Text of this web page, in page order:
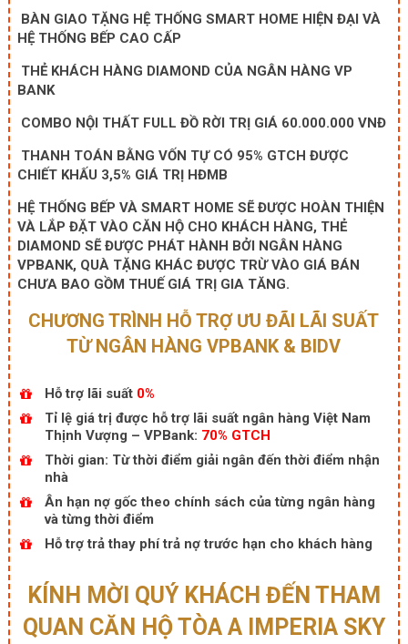
BÀN GIAO TẶNG HỆ THỐNG SMART HOME HIỆN ĐẠI VÀ
HỆ THỐNG BẾP CAO CẤP
THẺ KHÁCH HÀNG DIAMOND CỦA NGÂN HÀNG VP
BANK
COMBO NỘI THẤT FULL ĐỒ RỜI TRỊ GIÁ 60.000.000 VNĐ
THANH TOÁN BẰNG VỐN TỰ CÓ 95% GTCH ĐƯỢC
CHIẾT KHẤU 3,5% GIÁ TRỊ HĐMB
HỆ THỐNG BẾP VÀ SMART HOME SẼ ĐƯỢC HOÀN THIỆN
VÀ LẮP ĐẶT VÀO CĂN HỘ CHO KHÁCH HÀNG, THẺ
DIAMOND SẼ ĐƯỢC PHÁT HÀNH BỞI NGÂN HÀNG
VPBANK, QUÀ TẶNG KHÁC ĐƯỢC TRỪ VÀO GIÁ BÁN
CHƯA BAO GỒM THUẾ GIÁ TRỊ GIA TĂNG.
CHƯƠNG TRÌNH HỖ TRỢ ƯU ĐÃI LÃI SUẤT
TỪ NGÂN HÀNG VPBANK & BIDV
Hỗ trợ lãi suất 0%
Tỉ lệ giá trị được hỗ trợ lãi suất ngân hàng Việt Nam
Thịnh Vượng – VPBank: 70% GTCH
Thời gian: Từ thời điểm giải ngân đến thời điểm nhận
nhà
Ân hạn nợ gốc theo chính sách của từng ngân hàng
và từng thời điểm
Hỗ trợ trả thay phí trả nợ trước hạn cho khách hàng
KÍNH MỜI QUÝ KHÁCH ĐẾN THAM
QUAN CĂN HỘ TÒA A IMPERIA SKY